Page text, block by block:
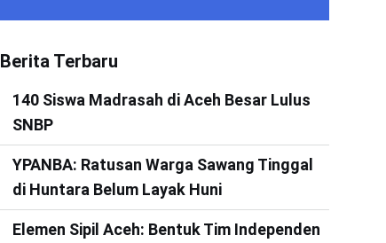
Berita Terbaru
140 Siswa Madrasah di Aceh Besar Lulus
SNBP
YPANBA: Ratusan Warga Sawang Tinggal
di Huntara Belum Layak Huni
Elemen Sipil Aceh: Bentuk Tim Independen